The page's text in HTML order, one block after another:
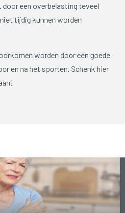
een overbelasting teveel
tijdig kunnen worden
worden door een goede
en na het sporten. Schenk hier